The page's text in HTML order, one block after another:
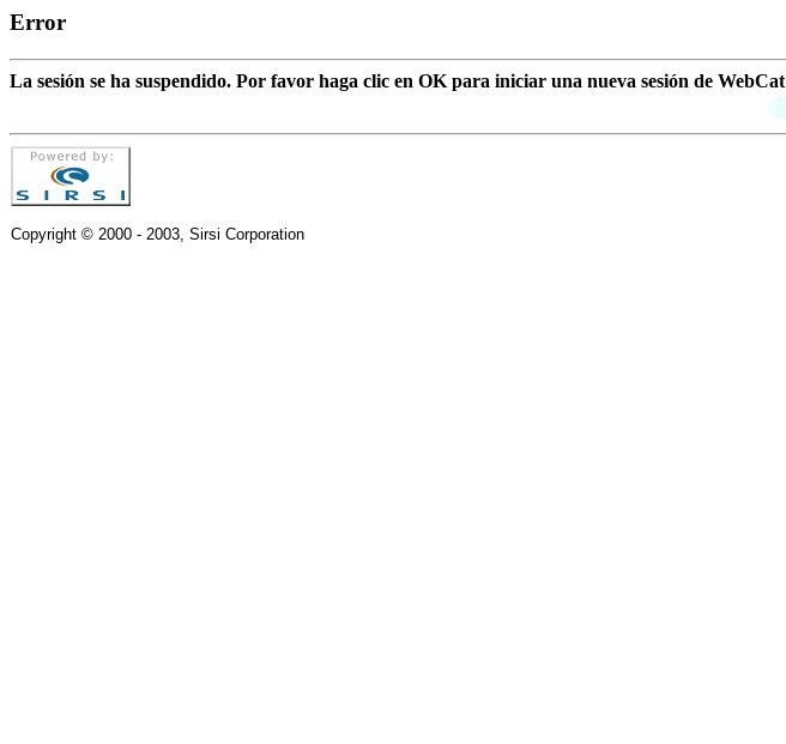
Error
La sesión se ha suspendido. Por favor haga clic en OK para iniciar una nueva sesión de WebCat
Copyright © 2000 - 2003, Sirsi Corporation